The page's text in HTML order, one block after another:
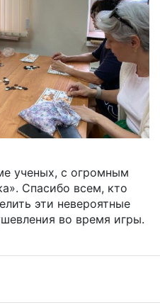
ученых, с огромным
Спасибо всем, кто
эти невероятные
во время игры.